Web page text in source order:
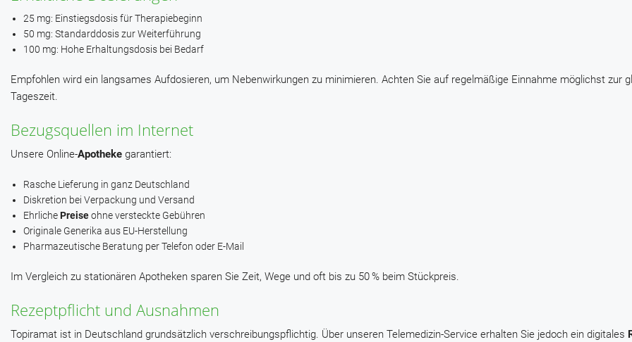
25 mg: Einstiegsdosis für Therapiebeginn
50 mg: Standarddosis zur Weiterführung
100 mg: Hohe Erhaltungsdosis bei Bedarf
Empfohlen wird ein langsames Aufdosieren, um Nebenwirkungen zu minimieren. Achten Sie auf regelmäßige Einnahme möglichst zur
Tageszeit.
Bezugsquellen im Internet
Unsere Online-Apotheke garantiert:
Rasche Lieferung in ganz Deutschland
Diskretion bei Verpackung und Versand
EhrlichePreiseohne versteckte Gebühren
Originale Generika aus EU-Herstellung
Pharmazeutische Beratung per Telefon oder E-Mail
Im Vergleich zu stationären Apotheken sparen Sie Zeit, Wege und oft bis zu 50 % beim Stückpreis.
Rezeptpflicht und Ausnahmen
Topiramat ist in Deutschland grundsätzlich verschreibungspflichtig. Über unseren Telemedizin-Service erhalten Sie jedoch ein digitales